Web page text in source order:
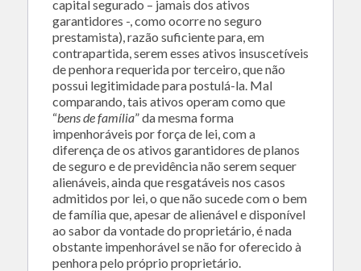
capital segurado – jamais dos ativos
garantidores -, como ocorre no seguro
prestamista), razão suficiente para, em
contrapartida, serem esses ativos insuscetíveis
de penhora requerida por terceiro, que não
possui legitimidade para postulá-la. Mal
comparando, tais ativos operam como que
“bens de família” da mesma forma
impenhoráveis por força de lei, com a
diferença de os ativos garantidores de planos
de seguro e de previdência não serem sequer
alienáveis, ainda que resgatáveis nos casos
admitidos por lei, o que não sucede com o bem
de família que, apesar de alienável e disponível
ao sabor da vontade do proprietário, é nada
obstante impenhorável se não for oferecido à
penhora pelo próprio proprietário.